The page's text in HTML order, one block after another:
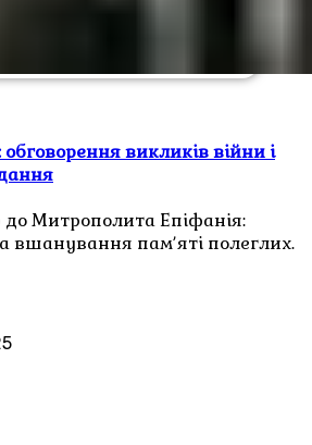
викликів війни і
до Митрополита Епіфанія:
вшанування памʼяті полеглих.